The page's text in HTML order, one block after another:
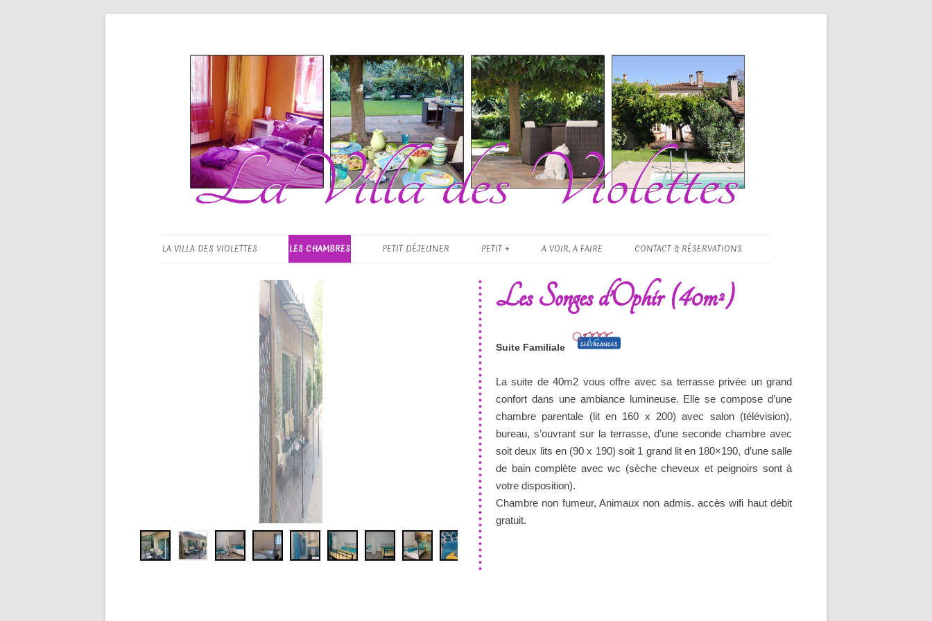
La Villa des Violettes
LA VILLA DES VIOLETTES LES CHAMBRES PETIT DÉJEUNER PETIT + A VOIR, A FAIRE CONTACT & RÉSERVATIONS
Les Songes d’Ophir (40m²)
Suite Familiale
La suite de 40m2 vous offre avec sa terrasse privée un grand
confort dans une ambiance lumineuse. Elle se compose d’une
chambre parentale (lit en 160 x 200) avec salon (télévision),
bureau, s’ouvrant sur la terrasse, d’une seconde chambre avec
soit deux lits en (90 x 190) soit 1 grand lit en 180×190, d’une salle
de bain complète avec wc (sèche cheveux et peignoirs sont à
votre disposition).
Chambre non fumeur, Animaux non admis. accès wifi haut débit
gratuit.